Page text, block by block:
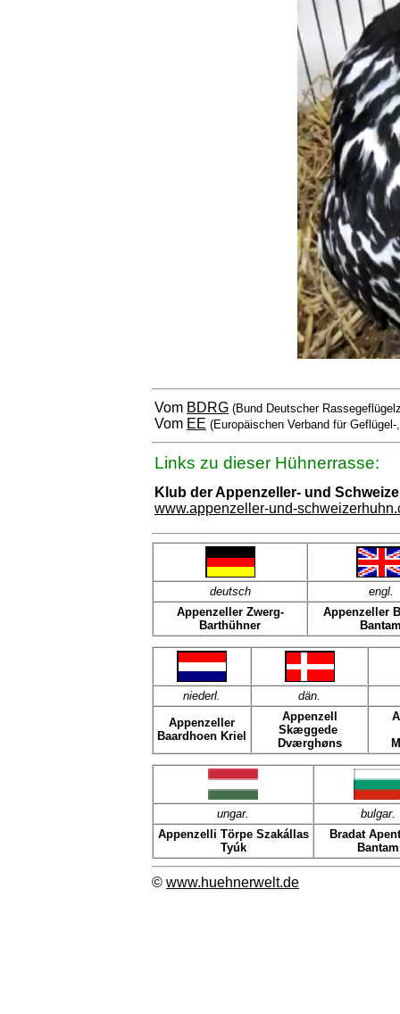
Vom BDRG (Bund Deutscher
Vom EE (Europäischen Verband für
Links zu dieser Hühnerrasse:
Klub der Appenzeller- und
www.appenzeller-und-
deutsch engl.
Appenzeller Zwerg-
Barthühner
Appenzeller
niederl. dän.
Appenzeller
Baardhoen Kriel
Appenzell
Skæggede
Dværghøns
ungar.
bulgar.
Appenzelli Törpe Szakállas
Tyúk
Bradat
Bantam
© www.huehnerwelt.de